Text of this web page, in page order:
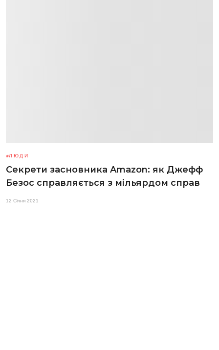
ЛЮДИ
Секрети засновника Amazon: як Джефф
Безос справляється з мільярдом справ
12 Січня 2021